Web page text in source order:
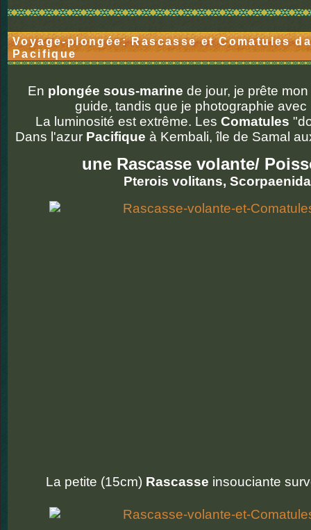
Voyage-plongée: Rascasse et Comatules
Pacifique
En plongée sous-marine de jour, je prête mon
guide, tandis que je photographie
La luminosité est extrême. Les Comatules
Dans l'azur Pacifique à Kembali, île de Samal
une Rascasse volante/
Pterois volitans,
La petite (15cm) Rascasse insouciante